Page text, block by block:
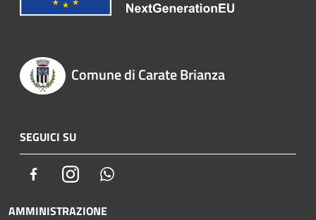
Comune di Carate Brianza
SEGUICI SU
FacebookInstagram
AMMINISTRAZIONE